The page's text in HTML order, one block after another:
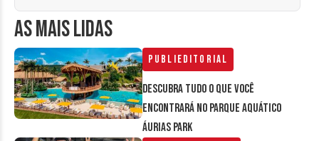
AS MAIS LIDAS
Publieditorial
Descubra tudo o que você
encontrará no parque aquático
Áurias Park